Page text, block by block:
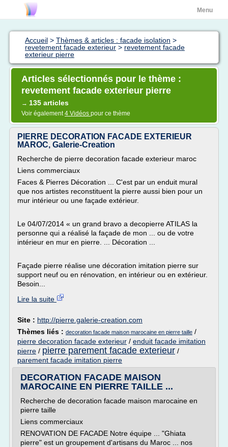
Menu
Accueil > Thèmes & articles : facade isolation >
revetement facade exterieur > revetement facade
exterieur pierre
Articles sélectionnés pour le thème :
revetement facade exterieur pierre
→ 135 articles
Voir également4 Vidéos pour ce thème
PIERRE DECORATION FACADE EXTERIEUR
MAROC, Galerie-Creation
Recherche de pierre decoration facade exterieur maroc
Liens commerciaux
Faces & Pierres Décoration ... C'est par un enduit mural
que nos artistes reconstituent la pierre aussi bien pour un
mur intérieur ou une façade extérieur.
Le 04/07/2014 « un grand bravo a decopierre ATILAS la
personne qui a réalisé la façade de mon ... ou de votre
intérieur en mur en pierre. ... Décoration ...
Façade pierre réalise une décoration imitation pierre sur
support neuf ou en rénovation, en intérieur ou en extérieur.
Besoin...
Lire la suite
Site : http://pierre.galerie-creation.com
Thèmes liés : decoration facade maison marocaine en pierre taille /
pierre decoration facade exterieur / enduit facade imitation
pierre / pierre parement facade exterieur /
parement facade imitation pierre
DECORATION FACADE MAISON
MAROCAINE EN PIERRE TAILLE ...
Recherche de decoration facade maison marocaine en
pierre taille
Liens commerciaux
RENOVATION DE FACADE Notre équipe ... "Ghiata
pierre" est un groupement d'artisans du Maroc ... nos